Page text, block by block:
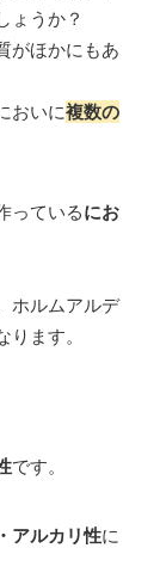
ょうか？
がほかにもあ
おいに複数の
っているにお
ホルムアルデ
ます。
です。
アルカリ性に